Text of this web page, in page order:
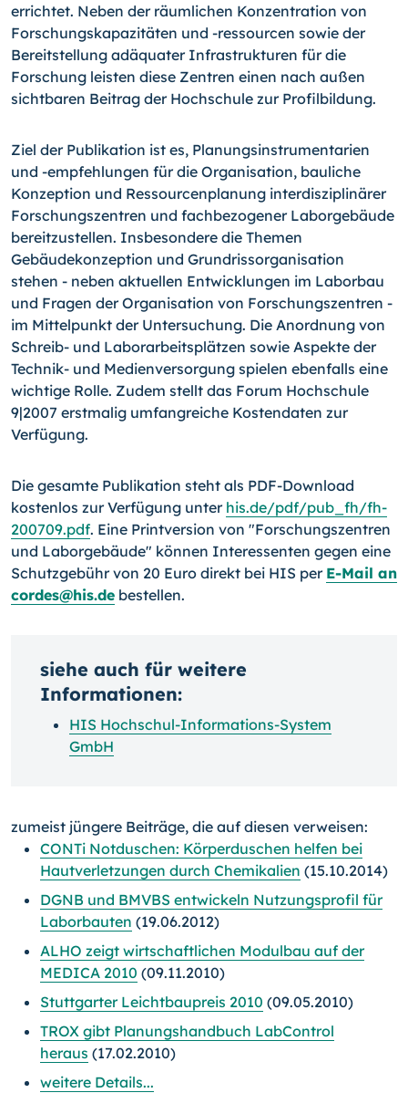
errichtet. Neben der räumlichen Konzentration von
Forschungskapazitäten und -ressourcen sowie der
Bereitstellung adäquater Infrastrukturen für die
Forschung leisten diese Zentren einen nach außen
sichtbaren Beitrag der Hochschule zur Profilbildung.
Ziel der Publikation ist es, Planungsinstrumentarien
und -empfehlungen für die Organisation, bauliche
Konzeption und Ressourcenplanung interdisziplinärer
Forschungszentren und fachbezogener Laborgebäude
bereitzustellen. Insbesondere die Themen
Gebäudekonzeption und Grundrissorganisation
stehen - neben aktuellen Entwicklungen im Laborbau
und Fragen der Organisation von Forschungszentren -
im Mittelpunkt der Untersuchung. Die Anordnung von
Schreib- und Laborarbeitsplätzen sowie Aspekte der
Technik- und Medienversorgung spielen ebenfalls eine
wichtige Rolle. Zudem stellt das Forum Hochschule
9|2007 erstmalig umfangreiche Kostendaten zur
Verfügung.
Die gesamte Publikation steht als PDF-Download
kostenlos zur Verfügung unter his.de/pdf/pub_fh/fh-
200709.pdf. Eine Printversion von "Forschungszentren
und Laborgebäude" können Interessenten gegen eine
Schutzgebühr von 20 Euro direkt bei HIS per E-Mail an
cordes@his.de bestellen.
siehe auch für weitere
Informationen:
HIS Hochschul-Informations-System
GmbH
zumeist jüngere Beiträge, die auf diesen verweisen:
CONTi Notduschen: Körperduschen helfen bei
Hautverletzungen durch Chemikalien (15.10.2014)
DGNB und BMVBS entwickeln Nutzungsprofil für
Laborbauten (19.06.2012)
ALHO zeigt wirtschaftlichen Modulbau auf der
MEDICA 2010 (09.11.2010)
Stuttgarter Leichtbaupreis 2010 (09.05.2010)
TROX gibt Planungshandbuch LabControl
heraus (17.02.2010)
weitere Details...